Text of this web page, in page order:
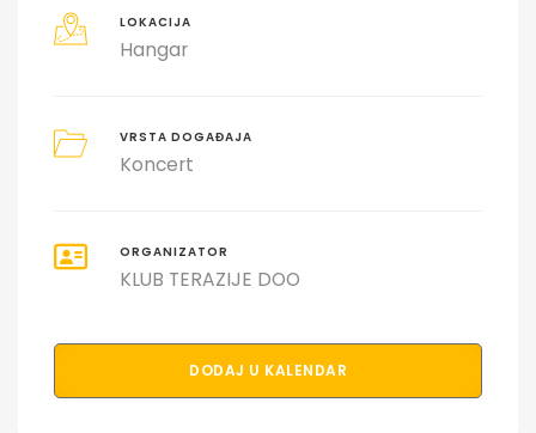
LOKACIJA
Hangar
VRSTA DOGAĐAJA
Koncert
ORGANIZATOR
KLUB TERAZIJE DOO
DODAJ U KALENDAR